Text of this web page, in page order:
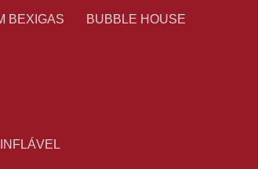
BEXIGAS BUBBLE HOUSE